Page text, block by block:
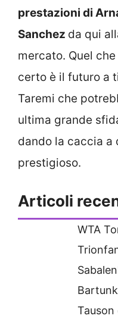
prestazioni di
Sanchez da qui
mercato. Quel
certo è il futuro a
Taremi che
ultima grande
dando la caccia a
prestigioso.
Articoli
WTA
Tauson